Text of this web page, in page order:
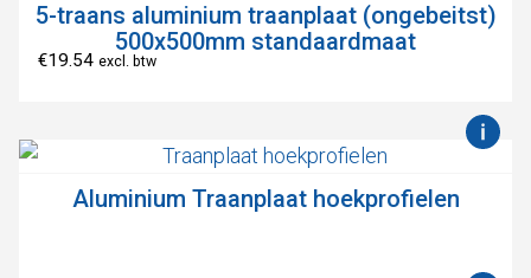
5-traans aluminium traanplaat (ongebeitst)
500x500mm standaardmaat
€19.54 excl. btw
Aluminium Traanplaat hoekprofielen